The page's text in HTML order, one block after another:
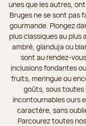
unes que les autres,
Bruges ne se sont pas
gourmande. Plongez
plus classiques au plus
ambré, gianduja ou
sont au rendez-
inclusions fondantes
fruits, meringue ou
goûts, sous toutes
incontournables ours
caractère, sans
Parcourez toutes